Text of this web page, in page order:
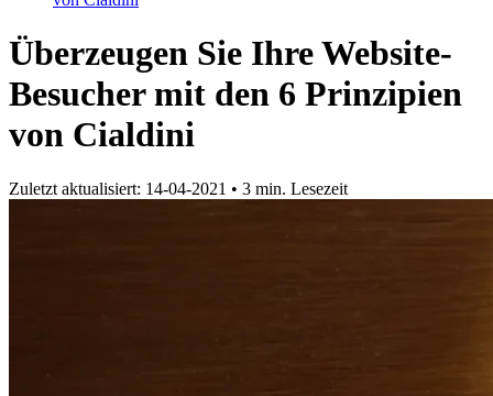
Überzeugen Sie Ihre Website-
Besucher mit den 6 Prinzipien
von Cialdini
Zuletzt aktualisiert: 14-04-2021 • 3 min. Lesezeit